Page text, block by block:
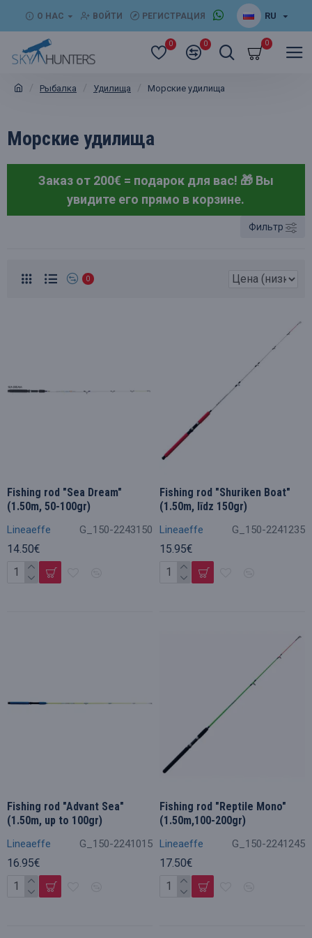
О НАС ВОЙТИ РЕГИСТРАЦИЯ RU
0 0 0
Рыбалка Удилища Морские удилища
Морские удилища
Заказ от 200€ = подарок для вас! 🎁 Вы
увидите его прямо в корзине.
Фильтр
0
Lineaeffe G_150-2243150
Fishing rod "Sea Dream"
(1.50m, 50-100gr)
14.50€
Lineaeffe G_150-2241235
Fishing rod "Shuriken Boat"
(1.50m, līdz 150gr)
15.95€
Lineaeffe G_150-2241015
Fishing rod "Advant Sea"
(1.50m, up to 100gr)
16.95€
Lineaeffe G_150-2241245
Fishing rod "Reptile Mono"
(1.50m,100-200gr)
17.50€